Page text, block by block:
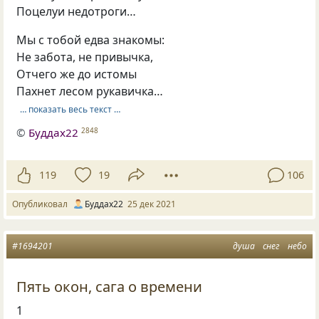
Поцелуи недотроги…
Мы с тобой едва знакомы:
Не забота, не привычка,
Отчего же до истомы
Пахнет лесом рукавичка…
… показать весь текст …
© Буддах22 2848
119 19 106
Опубликовал Буддах22 25 дек 2021
душа снег небо
#1694201
Пять окон, сага о времени
1